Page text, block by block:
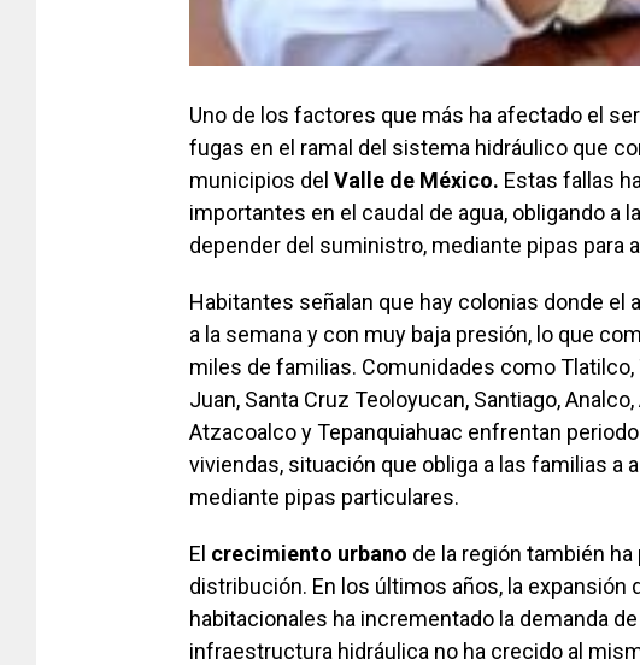
Uno de los factores que más ha afectado el
fugas en el ramal del sistema hidráulico que
municipios del Valle de México. Estas fallas
importantes en el caudal de agua, obligando a
depender del suministro, mediante pipas para
Habitantes señalan que hay colonias donde el
a la semana y con muy baja presión, lo que
miles de familias. Comunidades como Tlatilco,
Juan, Santa Cruz Teoloyucan, Santiago,
Atzacoalco y Tepanquiahuac enfrentan
viviendas, situación que obliga a las familias a
mediante pipas particulares.
El crecimiento urbano de la región también
distribución. En los últimos años, la
habitacionales ha incrementado la demanda
infraestructura hidráulica no ha crecido al